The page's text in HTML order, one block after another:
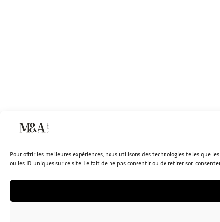
Pour offrir les meilleures expériences, nous utilisons des technologies telles que
ou les ID uniques sur ce site. Le fait de ne pas consentir ou de retirer son